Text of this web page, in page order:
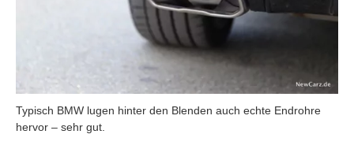
Typisch BMW lugen hinter den Blenden auch echte Endrohre
hervor – sehr gut.